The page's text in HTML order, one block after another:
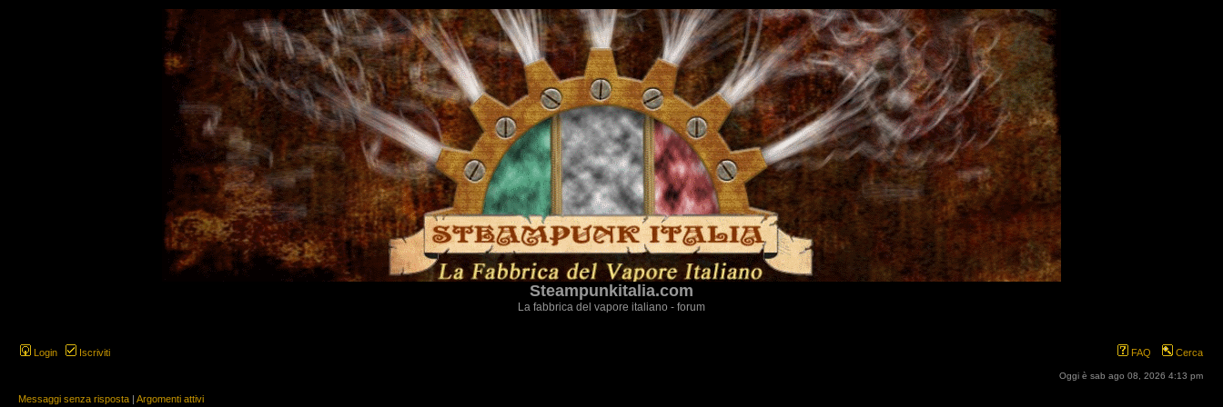
Steampunkitalia.com
La fabbrica del vapore italiano - forum
Login Iscriviti FAQ Cerca
Oggi è sab ago 08, 2026 4:13 pm
Messaggi senza risposta | Argomenti attivi